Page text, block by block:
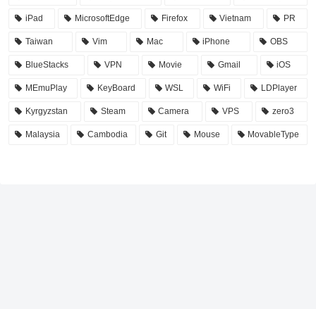
iPad MicrosoftEdge Firefox Vietnam PR
Taiwan Vim Mac iPhone OBS
BlueStacks VPN Movie Gmail iOS
MEmuPlay KeyBoard WSL WiFi LDPlayer
Kyrgyzstan Steam Camera VPS zero3
Malaysia Cambodia Git Mouse MovableType